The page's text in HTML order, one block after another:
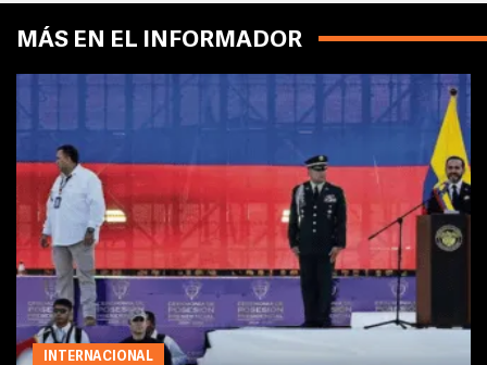
MÁS EN EL INFORMADOR
INTERNACIONAL